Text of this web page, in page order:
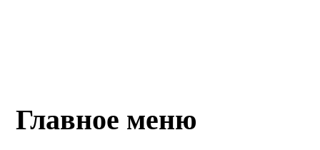
Главное меню